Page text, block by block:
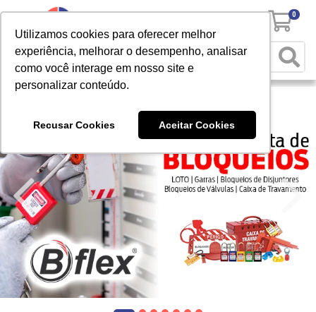
Utilizamos cookies para oferecer melhor
experiência, melhorar o desempenho, analisar
como você interage em nosso site e
personalizar conteúdo.
Recusar Cookies Aceitar Cookies
0